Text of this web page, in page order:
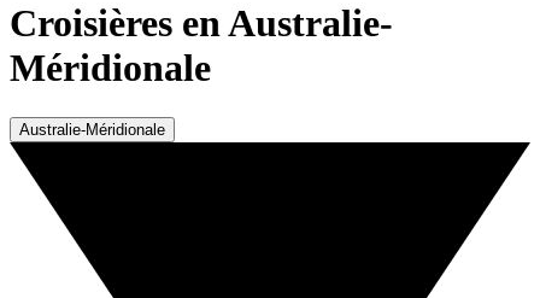
Croisières en Australie-
Méridionale
Australie-Méridionale